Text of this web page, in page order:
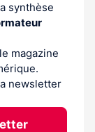
synthèse
magazine
newsletter